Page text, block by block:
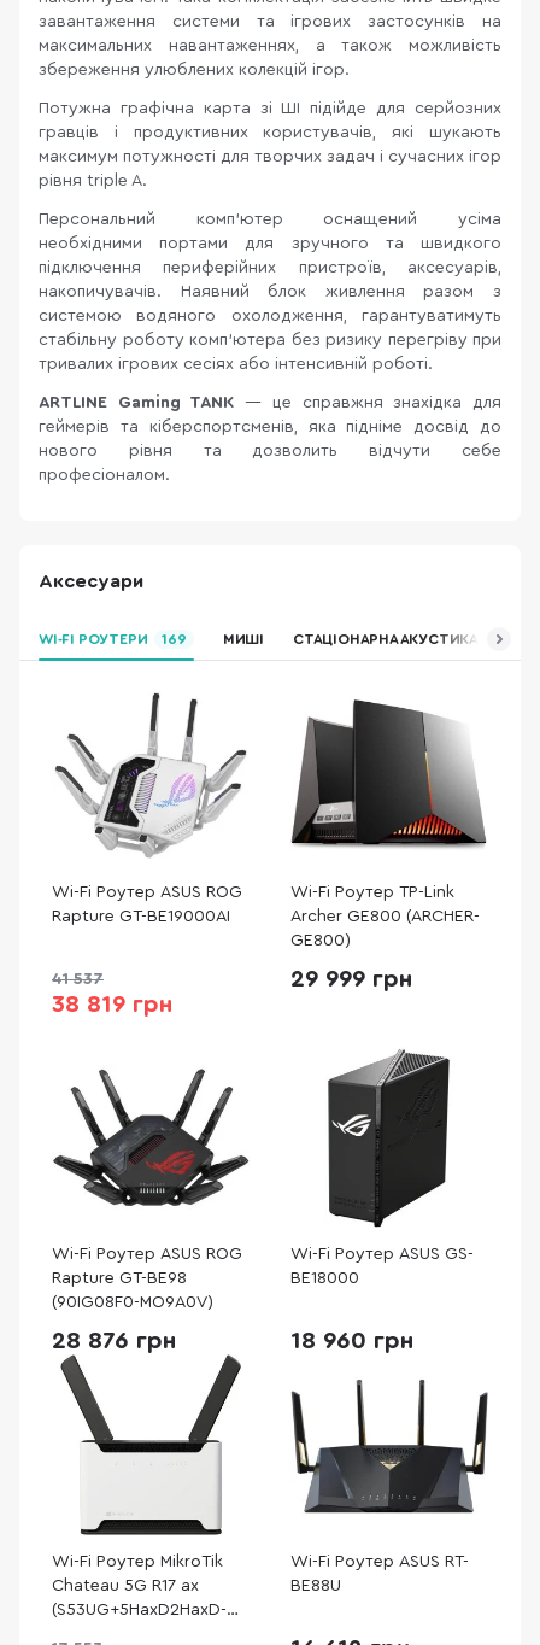
завантаження системи та ігрових застосунків на
максимальних навантаженнях, а також можливість
збереження улюблених колекцій ігор.
Потужна графічна карта зі ШІ підійде для серйозних
гравців і продуктивних користувачів, які шукають
максимум потужності для творчих задач і сучасних ігор
рівня triple A.
Персональний комп'ютер оснащений усіма
необхідними портами для зручного та швидкого
підключення периферійних пристроїв, аксесуарів,
накопичувачів. Наявний блок живлення разом з
системою водяного охолодження, гарантуватимуть
стабільну роботу комп’ютера без ризику перегріву при
тривалих ігрових сесіях або інтенсивній роботі.
ARTLINE Gaming TANK — це справжня знахідка для
геймерів та кіберспортсменів, яка підніме досвід до
нового рівня та дозволить відчути себе
професіоналом.
Аксесуари
WI-FI РОУТЕРИ 169 МИШІ СТАЦІОНАРНА АКУСТИКА
Wi-Fi Роутер ASUS ROG
Rapture GT-BE19000AI
41 537
38 819 грн
Wi-Fi Роутер TP-Link
Archer GE800 (ARCHER-
GE800)
29 999 грн
Wi-Fi Роутер ASUS ROG
Rapture GT-BE98
(90IG08F0-MO9A0V)
28 876 грн
Wi-Fi Роутер ASUS GS-
BE18000
18 960 грн
Wi-Fi Роутер MikroTik
Chateau 5G R17 ax
(S53UG+5HaxD2HaxD-
Wi-Fi Роутер ASUS RT-
BE88U